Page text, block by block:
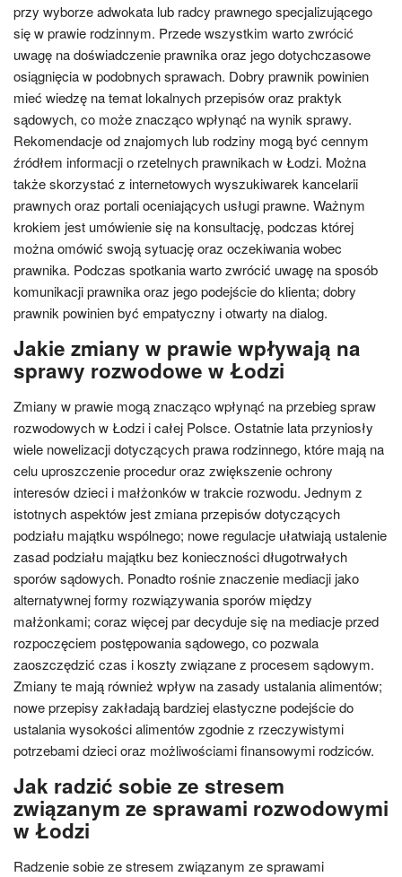
przy wyborze adwokata lub radcy prawnego specjalizującego
się w prawie rodzinnym. Przede wszystkim warto zwrócić
uwagę na doświadczenie prawnika oraz jego dotychczasowe
osiągnięcia w podobnych sprawach. Dobry prawnik powinien
mieć wiedzę na temat lokalnych przepisów oraz praktyk
sądowych, co może znacząco wpłynąć na wynik sprawy.
Rekomendacje od znajomych lub rodziny mogą być cennym
źródłem informacji o rzetelnych prawnikach w Łodzi. Można
także skorzystać z internetowych wyszukiwarek kancelarii
prawnych oraz portali oceniających usługi prawne. Ważnym
krokiem jest umówienie się na konsultację, podczas której
można omówić swoją sytuację oraz oczekiwania wobec
prawnika. Podczas spotkania warto zwrócić uwagę na sposób
komunikacji prawnika oraz jego podejście do klienta; dobry
prawnik powinien być empatyczny i otwarty na dialog.
Jakie zmiany w prawie wpływają na
sprawy rozwodowe w Łodzi
Zmiany w prawie mogą znacząco wpłynąć na przebieg spraw
rozwodowych w Łodzi i całej Polsce. Ostatnie lata przyniosły
wiele nowelizacji dotyczących prawa rodzinnego, które mają na
celu uproszczenie procedur oraz zwiększenie ochrony
interesów dzieci i małżonków w trakcie rozwodu. Jednym z
istotnych aspektów jest zmiana przepisów dotyczących
podziału majątku wspólnego; nowe regulacje ułatwiają ustalenie
zasad podziału majątku bez konieczności długotrwałych
sporów sądowych. Ponadto rośnie znaczenie mediacji jako
alternatywnej formy rozwiązywania sporów między
małżonkami; coraz więcej par decyduje się na mediacje przed
rozpoczęciem postępowania sądowego, co pozwala
zaoszczędzić czas i koszty związane z procesem sądowym.
Zmiany te mają również wpływ na zasady ustalania alimentów;
nowe przepisy zakładają bardziej elastyczne podejście do
ustalania wysokości alimentów zgodnie z rzeczywistymi
potrzebami dzieci oraz możliwościami finansowymi rodziców.
Jak radzić sobie ze stresem
związanym ze sprawami rozwodowymi
w Łodzi
Radzenie sobie ze stresem związanym ze sprawami